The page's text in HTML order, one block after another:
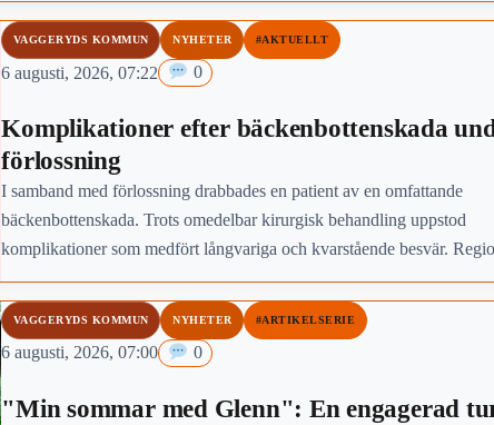
VAGGERYDS KOMMUN NYHETER #AKTUELLT
6 augusti, 2026, 07:22 0
Komplikationer efter bäckenbottenskada
förlossning
I samband med förlossning drabbades en patient av en omfattande
bäckenbottenskada. Trots omedelbar kirurgisk behandling uppstod
komplikationer som medfört långvariga och kvarstående besvär.
Jönköpings län anmäler händelsen för prövning enligt lex Maria.
VAGGERYDS KOMMUN NYHETER #ARTIKELSERIE
6 augusti, 2026, 07:00 0
"Min sommar med Glenn": En engagerad